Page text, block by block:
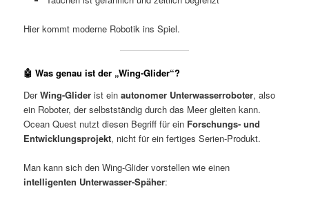
Hier kommt moderne Robotik ins Spiel.
🤖 Was genau ist der „Wing-Glider“?
DerWing-Glider ist einautonomer Unterwasserroboter, also
ein Roboter, der selbstständig durch das Meer gleiten kann.
Ocean Quest nutzt diesen Begriff für ein Forschungs- und
Entwicklungsprojekt, nicht für ein fertiges Serien-Produkt.
Man kann sich den Wing-Glider vorstellen wie einen
intelligenten Unterwasser-Späher: